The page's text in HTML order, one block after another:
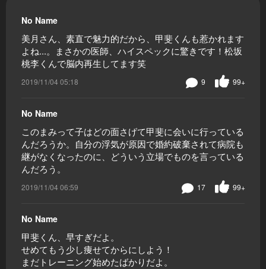
No Name
美月さん、素直で魅力的だから、甲斐くんも惹かれます
よね...。まさかの医師、ハイスペックに驚きです！松坂
桃李くんで脳内再生してます笑
2019/11/04 05:18 99+
9
No Name
このまみって子はどの面さげて甲斐に会いに行っている
んだろうか。自分の浮気が原因で婚約破棄されて病院も
継がなくなったのに、どういう立場でものを言っている
んだろう。
2019/11/04 06:59 99+
17
No Name
甲斐くん、早すぎだよ。
せめてもう少し痩せてからにしよう！
まだトレーニング始めたばかりだよ。